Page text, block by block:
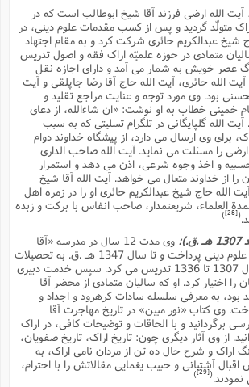
الله ارضى فرزند آقا شیخ ابوطالب است که در
در اراک متولّد گردید و پس از کسب مقدمات علوم دینى، در
شیخ عبدالکریم حائرى شرکت کرد و به مقام اجتهاد
متمادى در حوزه علمیّه اراک فقه و اصول تدریس
عصر خویش به شمار مى آمد و داراى اجازه نقل
آیت الله حائرى، آیت الله حاج آقا رضا جاپلقى و آیت
بود. وى مورد توجه و عنایت مراجع تقلید و
خمینى خطاب به او نوشت: «ان شاءالله، از دعاى
الله گلپایگانى در تلگرام تسلیتى که به سبب
براى وى ارسال مى دارد، از پیشگاه خداوند دوام
را مسئلت مى نماید. آیت الله صاحب الدارى
و اخذ وجوه شرعى، اذن مى دهد و استمرار
از خداوند متعال مى خواهد. آیت الله آقا شیخ
الله حاج شیخ عبدالکریم حائرى او را در زمره اهل
العلماء، شریعتمدار، صاحب انفاس با برکت و زبده [28]
)
وى مدت 12 سال در مدرسه «آقا
ضیاء» اراک، به تحصیل علوم دینى پرداخت و تا سال 1347 هـ .ق. به تحصیلات
خود ادامه داد. وى از سال 1307 تا 1336 تدریس مى کرد. سپس خدمت دبیرى
اختیار کرد. او که سالیان متمادى از محضر آقا
بود، به معرفى سلسله سادات کرهرود و اجداد و
وى کتاب «نور مبین» در تاریخ مهاجرت آقا
برگردانید و با الحاقات و توضیحات کافى، در اراک
از وى آثار دیگرى چون: تاریخ اراک، تاریخ صفویان،
اراک و شرح حال ده تن از مردان نامى اراک، به
آشتیانى و حبیب یغمایى مقالاتش را با احترام،
[29]
)